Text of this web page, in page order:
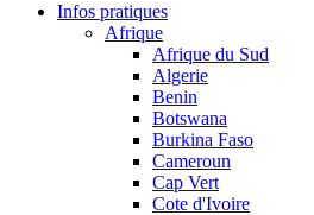
Infos pratiques
Afrique
Afrique du Sud
Algerie
Benin
Botswana
Burkina Faso
Cameroun
Cap Vert
Cote d'Ivoire